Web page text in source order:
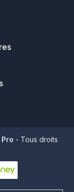
- Tous droits